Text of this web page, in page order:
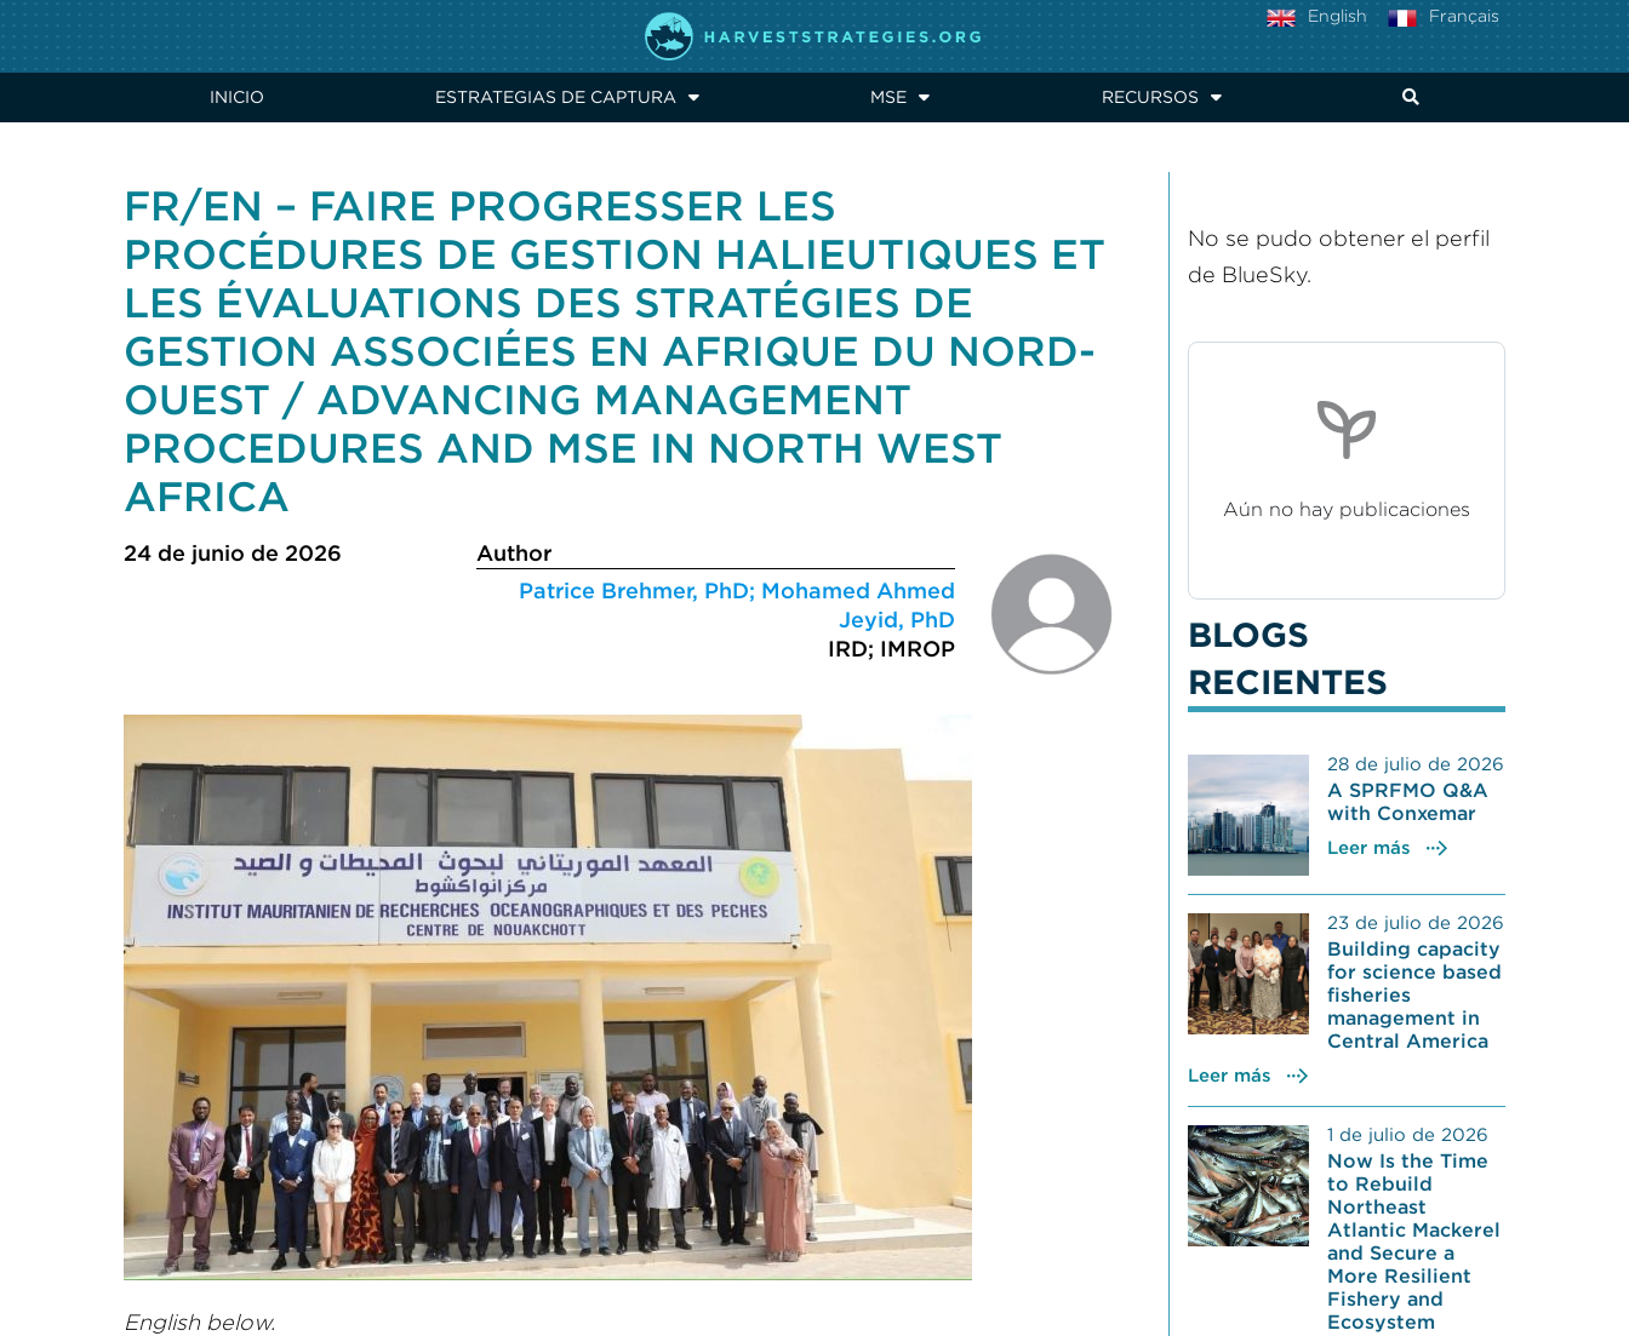
Français
English
INICIO ESTRATEGIAS DE CAPTURA MSE RECURSOS
FR/EN – FAIRE PROGRESSER LES
PROCÉDURES DE GESTION HALIEUTIQUES ET
LES ÉVALUATIONS DES STRATÉGIES DE
GESTION ASSOCIÉES EN AFRIQUE DU NORD-
OUEST / ADVANCING MANAGEMENT
PROCEDURES AND MSE IN NORTH WEST
AFRICA
24 de junio de 2026
Author
Patrice Brehmer, PhD; Mohamed Ahmed
Jeyid, PhD
IRD; IMROP
English below.
No se pudo obtener el perfil
de BlueSky.
Aún no hay publicaciones
BLOGS
RECIENTES
28 de julio de 2026
A SPRFMO Q&A
with Conxemar
Leer más
23 de julio de 2026
Building capacity
for science based
fisheries
management in
Central America
Leer más
1 de julio de 2026
Now Is the Time
to Rebuild
Northeast
Atlantic Mackerel
and Secure a
More Resilient
Fishery and
Ecosystem